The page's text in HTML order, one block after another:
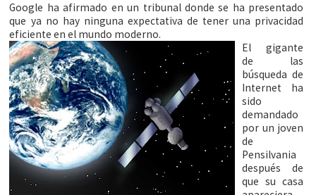
Google ha afirmado en un tribunal donde se ha presentado
que ya no hay ninguna expectativa de tener una privacidad
eficiente en el mundo moderno.
El gigante
de las
búsqueda de
Internet ha
sido
demandado
por un joven
de
Pensilvania
después de
que su casa